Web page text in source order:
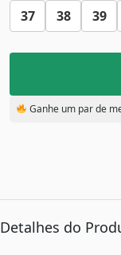
37 38 39
Ganhe um par de
Detalhes do